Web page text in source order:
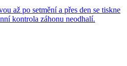
až po setmění a přes den se tiskne
kontrola záhonu neodhalí.